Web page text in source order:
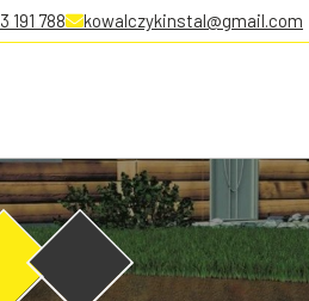
191 788 kowalczykinstal@gmail.com